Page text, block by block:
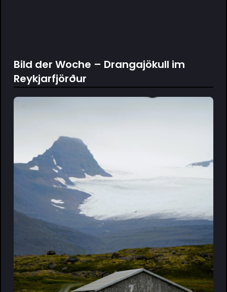
Bild der Woche – Drangajökull im
Reykjarfjörður